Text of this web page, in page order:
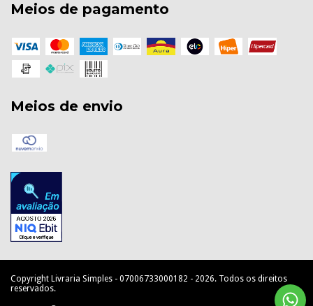
Meios de pagamento
Meios de envio
Copyright Livraria Simples - 07006733000182 - 2026. Todos os direitos
reservados.